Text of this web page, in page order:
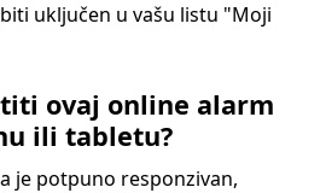
uključen u vašu listu "Moji
ovaj online alarm
ili tabletu?
je potpuno responzivan,